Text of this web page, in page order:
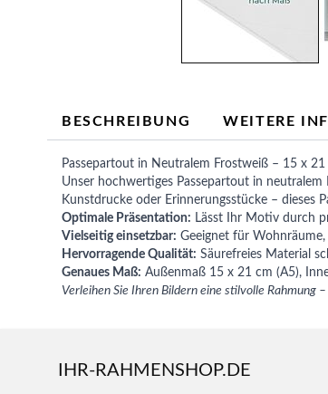
BESCHREIBUNG WEITERE
Passepartout in Neutralem Frostweiß – 15 x
Unser hochwertiges Passepartout in
Kunstdrucke oder Erinnerungsstücke – dieses
Optimale Präsentation: Lässt Ihr Motiv durch
Vielseitig einsetzbar: Geeignet für
Hervorragende Qualität: Säurefreies Material
Genaues Maß: Außenmaß 15 x 21 cm (A5),
Verleihen Sie Ihren Bildern eine stilvolle Rahmung
IHR-RAHMENSHOP.DE